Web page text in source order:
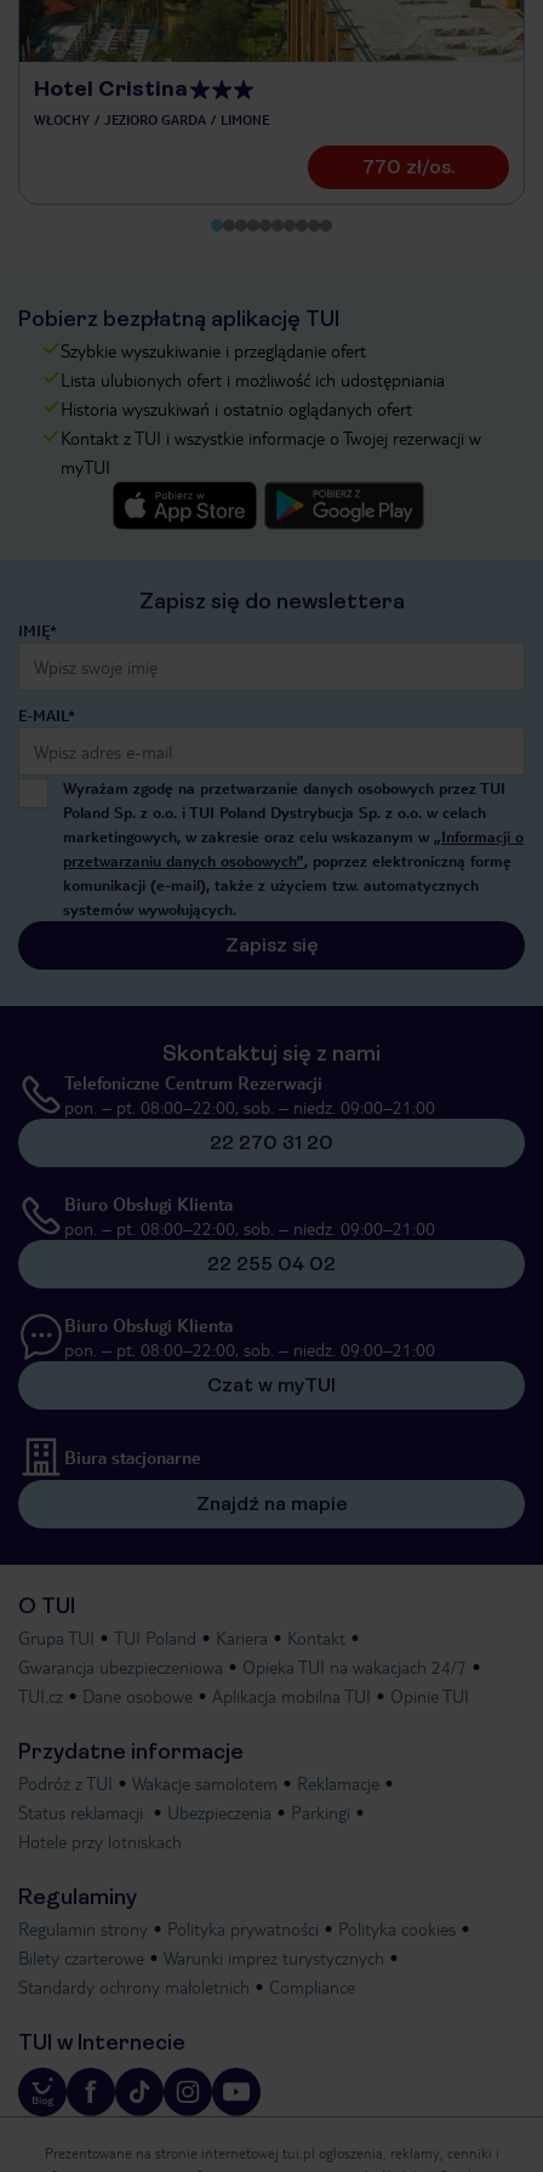
Hotel Cristina
WŁOCHY JEZIORO GARDA LIMONE
770 zł/os.
Pobierz bezpłatną aplikację TUI
Szybkie wyszukiwanie i przeglądanie ofert
Lista ulubionych ofert i możliwość ich udostępniania
Historia wyszukiwań i ostatnio oglądanych ofert
Kontakt z TUI i wszystkie informacje o Twojej rezerwacji w
myTUI
Zapisz się do newslettera
IMIĘ*
E-MAIL*
Wyrażam zgodę na przetwarzanie danych osobowych przez TUI
Poland Sp. z o.o. i TUI Poland Dystrybucja Sp. z o.o. w celach
marketingowych, w zakresie oraz celu wskazanym w „Informacji o
przetwarzaniu danych osobowych”, poprzez elektroniczną formę
komunikacji (e-mail), także z użyciem tzw. automatycznych
systemów wywołujących.
Zapisz się
Skontaktuj się z nami
Telefoniczne Centrum Rezerwacji
pon. – pt. 08:00–22:00, sob. – niedz. 09:00–21:00
22 270 31 20
Biuro Obsługi Klienta
pon. – pt. 08:00–22:00, sob. – niedz. 09:00–21:00
22 255 04 02
Biuro Obsługi Klienta
pon. – pt. 08:00–22:00, sob. – niedz. 09:00–21:00
Czat w myTUI
Biura stacjonarne
Znajdź na mapie
O TUI
Grupa TUI TUI Poland Kariera
Kontakt
Gwarancja ubezpieczeniowa
Opieka TUI na wakacjach 24/7
TUI.cz
Dane osobowe Aplikacja mobilna TUI Opinie TUI
Przydatne informacje
Podróż z TUI Wakacje samolotem
Reklamacje
Status reklamacji
Ubezpieczenia
Parkingi
Hotele przy lotniskach
Regulaminy
Regulamin strony Polityka prywatności
Polityka cookies
Bilety czarterowe
Warunki imprez turystycznych
Standardy ochrony małoletnich
Compliance
TUI w Internecie
Prezentowane na stronie internetowej tui.pl ogłoszenia, reklamy, cenniki i